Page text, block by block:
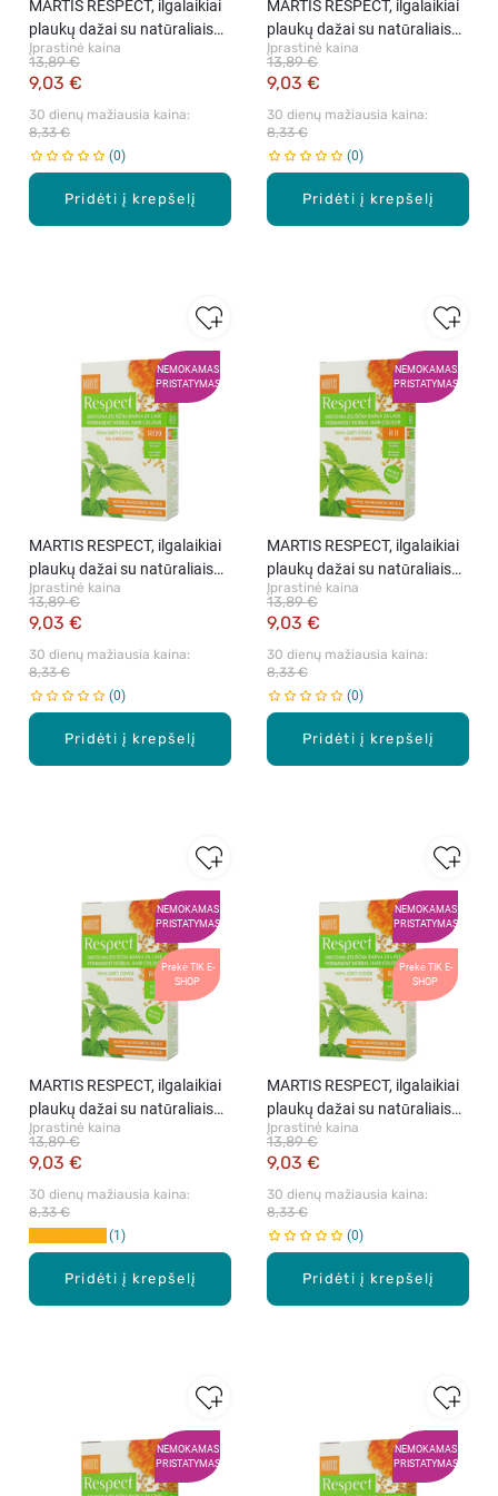
Pridėti į krepšelį
MARTIS RESPECT, ilgalaikiai
plaukų dažai su natūraliais
komponentais, 08 Blondinė,
rink.
Įprastinė kaina
9,03 €
13,89 €
30 dienų mažiausia kaina:
8,33 €
0
Pridėti į krepšelį
MARTIS RESPECT, ilgalaikiai
plaukų dažai su natūraliais
komponentais, 10 Švediška
blondinė, rink.
Įprastinė kaina
9,03 €
13,89 €
30 dienų mažiausia kaina:
8,33 €
0
NEMOKAMAS
PRISTATYMAS
Pridėti į krepšelį
MARTIS RESPECT, ilgalaikiai
plaukų dažai su natūraliais
komponentais, 09 Šviesi
blondinė, rink.
Įprastinė kaina
9,03 €
13,89 €
30 dienų mažiausia kaina:
8,33 €
0
NEMOKAMAS
PRISTATYMAS
Pridėti į krepšelį
MARTIS RESPECT, ilgalaikiai
plaukų dažai su natūraliais
komponentais, 11 Platininė
blondinė, rink.
Įprastinė kaina
9,03 €
13,89 €
30 dienų mažiausia kaina:
8,33 €
0
NEMOKAMAS
PRISTATYMAS
Prekė TIK E-
SHOP
Pridėti į krepšelį
MARTIS RESPECT, ilgalaikiai
plaukų dažai su natūraliais
komponentais, 07 Rusva,
rink.
Įprastinė kaina
9,03 €
13,89 €
30 dienų mažiausia kaina:
8,33 €
1
NEMOKAMAS
PRISTATYMAS
Prekė TIK E-
SHOP
Pridėti į krepšelį
MARTIS RESPECT, ilgalaikiai
plaukų dažai su natūraliais
komponentais, 25 Šviesiai
šokoladinė, rink.
Įprastinė kaina
9,03 €
13,89 €
30 dienų mažiausia kaina:
8,33 €
0
NEMOKAMAS
PRISTATYMAS
NEMOKAMAS
PRISTATYMAS